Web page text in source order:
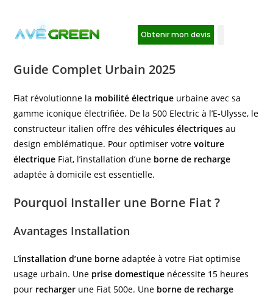
Obtenir mon devis
Guide Complet Urbain 2025
Fiat révolutionne la mobilité électrique urbaine avec sa
gamme iconique électrifiée. De la 500 Electric à l’E-Ulysse, le
constructeur italien offre desvéhicules électriques au
design emblématique. Pour optimiser votrevoiture
électrique Fiat, l’installation d’une borne de recharge
adaptée à domicile est essentielle.
Pourquoi Installer une Borne Fiat ?
Avantages Installation
L’installation d’une borne adaptée à votre Fiat optimise
usage urbain. Une prise domestique nécessite 15 heures
pour recharger une Fiat 500e. Une borne de recharge